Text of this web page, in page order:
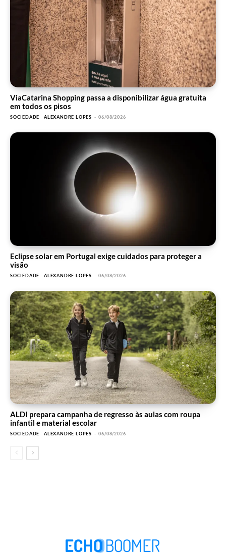
ViaCatarina Shopping passa a disponibilizar água gratuita
em todos os pisos
SOCIEDADE ALEXANDRE LOPES - 06/08/2026
Eclipse solar em Portugal exige cuidados para proteger a
visão
SOCIEDADE ALEXANDRE LOPES - 06/08/2026
ALDI prepara campanha de regresso às aulas com roupa
infantil e material escolar
SOCIEDADE ALEXANDRE LOPES - 06/08/2026